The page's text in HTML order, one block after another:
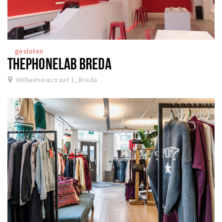
gesloten
THEPHONELAB BREDA
Wilhelminastraat 1, Breda